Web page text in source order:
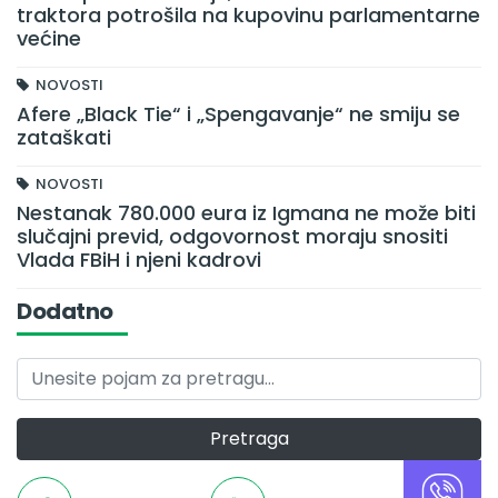
traktora potrošila na kupovinu parlamentarne
većine
NOVOSTI
Afere „Black Tie“ i „Spengavanje“ ne smiju se
zataškati
NOVOSTI
Nestanak 780.000 eura iz Igmana ne može biti
slučajni previd, odgovornost moraju snositi
Vlada FBiH i njeni kadrovi
Dodatno
Pretraga